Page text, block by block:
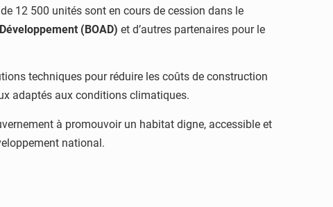
12 500 unités sont en cours de cession dans le
(BOAD) et d’autres partenaires pour le
techniques pour réduire les coûts de construction
adaptés aux conditions climatiques.
à promouvoir un habitat digne, accessible et
national.